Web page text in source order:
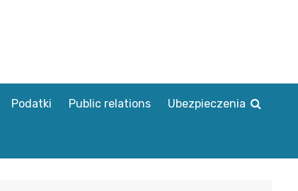
Podatki Public relations Ubezpieczenia